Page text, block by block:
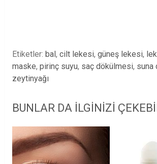
Etiketler: bal, cilt lekesi, güneş lekesi,
maske, pirinç suyu, saç dökülmesi, suna
zeytinyağı
BUNLAR DA ILGINIZI